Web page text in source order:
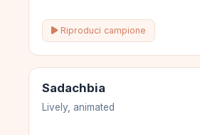
Riproduci campione
Sadachbia
Lively, animated